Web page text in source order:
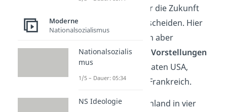
aufzubauen und über die Zukunft
Deutschlands zu entscheiden. Hier
hatte die Sowjetunion aber
grundlegendandere Vorstellungen
als die westlichen Staaten USA,
Großbritannien und Frankreich.
Daher wurde Deutschland in vier
Moderne
Nationalsozialismus
Nationalsozialis
mus
1/5 – Dauer: 05:34
NS Ideologie